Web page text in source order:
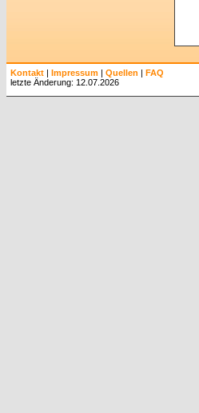
Kontakt | Impressum | Quellen | FAQ
letzte Änderung: 12.07.2026